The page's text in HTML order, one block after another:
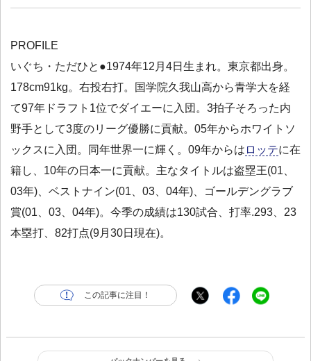
PROFILE
いぐち・ただひと●1974年12月4日生まれ。東京都出身。
178cm91kg。右投右打。国学院久我山高から青学大を経
て97年ドラフト1位でダイエーに入団。3拍子そろった内
野手として3度のリーグ優勝に貢献。05年からホワイトソ
ックスに入団。同年世界一に輝く。09年からは ロッテに在
籍し、10年の日本一に貢献。主なタイトルは盗塁王(01、
03年)、ベストナイン(01、03、04年)、ゴールデングラブ
賞(01、03、04年)。今季の成績は130試合、打率.293、23
本塁打、82打点(9月30日現在)。
この記事に注目！